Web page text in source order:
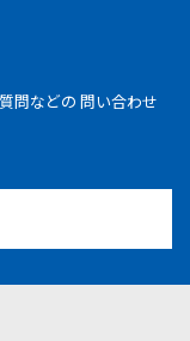
問などの 問い合わせ